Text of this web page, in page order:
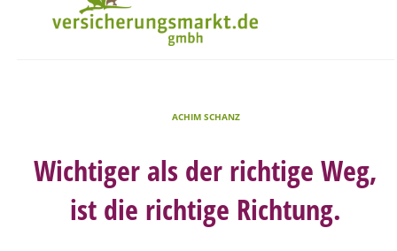
ACHIM SCHANZ
Wichtiger als der richtige Weg,
ist die richtige Richtung.